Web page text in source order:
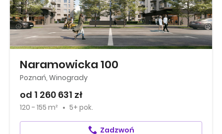
Naramowicka 100
Poznań, Winogrady
od 1 260 631 zł
120 - 155 m² 5+ pok.
Zadzwoń